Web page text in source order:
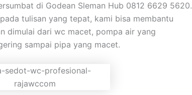
di Godean Sleman Hub 0812 6629 5620.
tulisan yang tepat, kami bisa membantu
dimulai dari wc macet, pompa air yang
sampai pipa yang macet.